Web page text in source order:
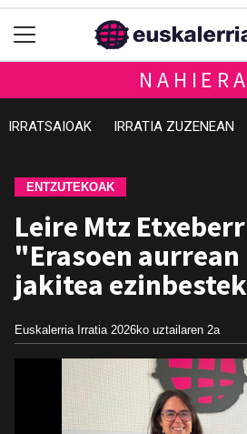
IRRATSAIOAK IRRATIA ZUZENEAN
ENTZUTEKOAK
Leire Mtz
"Erasoen
jakitea
Euskalerria Irratia 2026ko uztailaren 2a